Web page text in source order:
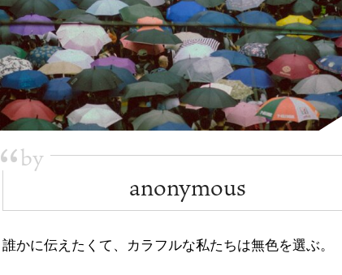
“by
anonymous
誰かに伝えたくて、カラフルな私たちは無色を選ぶ。